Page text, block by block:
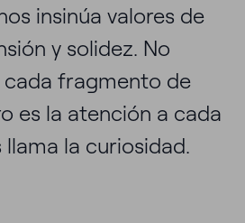
insinúa valores de
y solidez. No
fragmento de
es la atención a cada
la curiosidad.